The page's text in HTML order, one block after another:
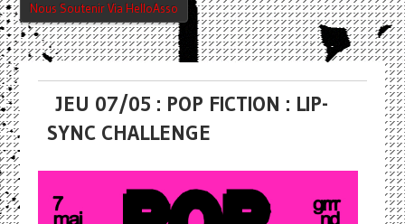
Nous Soutenir Via HelloAsso
JEU 07/05 : POP FICTION : LIP-
SYNC CHALLENGE